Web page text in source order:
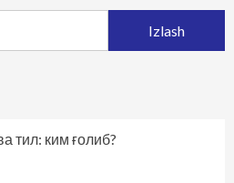
тил: ким ғолиб?